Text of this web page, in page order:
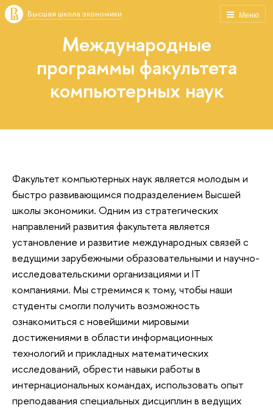
Меню
Высшая школа экономики
Международные
программы факультета
компьютерных наук
Факультет компьютерных наук является молодым и
быстро развивающимся подразделением Высшей
школы экономики. Одним из стратегических
направлений развития факультета является
установление и развитие международных связей с
ведущими зарубежными образовательными и научно-
исследовательскими организациями и IT
компаниями. Мы стремимся к тому, чтобы наши
студенты смогли получить возможность
ознакомиться с новейшими мировыми
достижениями в области информационных
технологий и прикладных математических
исследований, обрести навыки работы в
интернациональных командах, использовать опыт
преподавания специальных дисциплин в ведущих